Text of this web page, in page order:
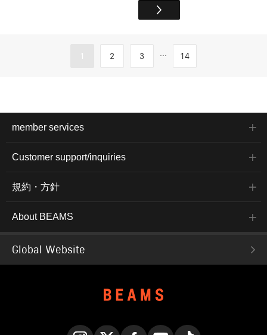
1 2 3 ... 14
member services
Customer support/inquiries
規約・方針
About BEAMS
Global Website